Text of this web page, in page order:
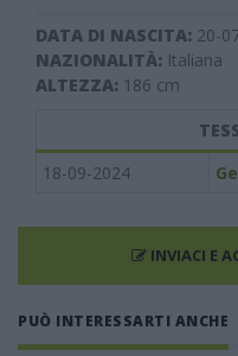
DATA DI NASCITA: 20-
NAZIONALITÀ: Italiana
ALTEZZA: 186 cm
18-09-2024
INVIACI E
PUÒ INTERESSARTI ANCHE